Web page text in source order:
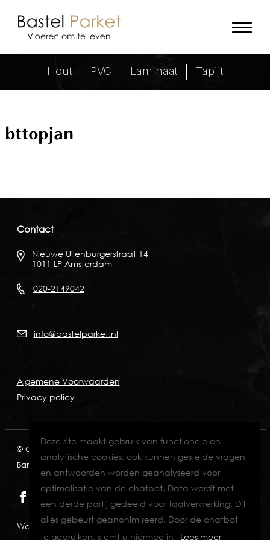
Deze site maakt gebruik van functionele en
analytische cookies, ook kunnen gestelde vragen
en antwoorden worden geanalyseerd voor
optimalisatie van de chatbot. Data wordt met
een derde partij gedeeld voor taalverwerking. Dit
alles gebeurt geanonimiseerd. Door de chatbot
te gebruiken, stemt u hiermee in. Lees meer
bttopjan Archieven - Bastel
Hout PVC Laminaat Tapijt
bttopjan
Contact
Nieuwe Uilenburgerstraat 14
1011 LP Amsterdam
020-2149042
info@bastelparket.nl
Algemene Voorwaarden
Privacy policy
© Copyright 2026 KVK: 60772697
Bank: NL82INGB0006711429
Website designed & developed by Eenvoud.